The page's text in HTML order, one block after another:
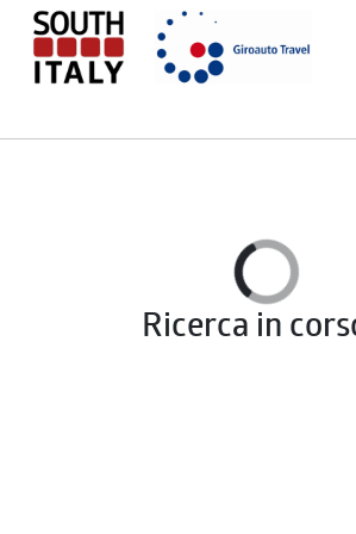
Ricerca in